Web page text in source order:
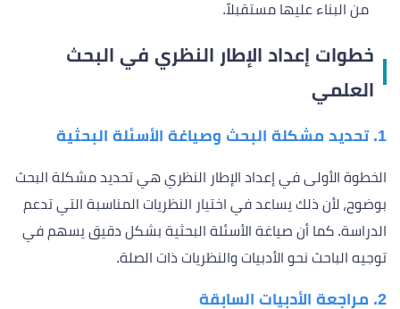
من البناء عليها مستقبلاً.
خطوات إعداد الإطار النظري في البحث
العلمي
1. تحديد مشكلة البحث وصياغة الأسئلة البحثية
الخطوة الأولى في إعداد الإطار النظري هي تحديد مشكلة البحث
بوضوح، لأن ذلك يساعد في اختيار النظريات المناسبة التي تدعم
الدراسة. كما أن صياغة الأسئلة البحثية بشكل دقيق يسهم في
توجيه الباحث نحو الأدبيات والنظريات ذات الصلة.
2. مراجعة الأدبيات السابقة